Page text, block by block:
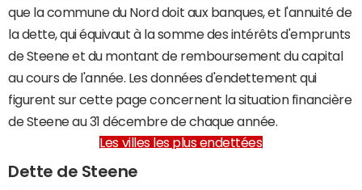
que la commune du Nord doit aux banques, et l'annuité de
la dette, qui équivaut à la somme des intérêts d'emprunts
de Steene et du montant de remboursement du capital
au cours de l'année. Les données d'endettement qui
figurent sur cette page concernent la situation financière
de Steene au 31 décembre de chaque année.
Les villes les plus endettées
Dette de Steene